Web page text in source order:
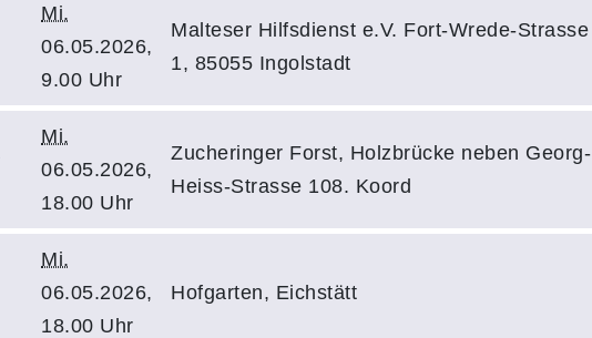
Mi.
06.05.2026,
9.00 Uhr
Malteser Hilfsdienst e.V. Fort-Wrede-Strasse
1, 85055 Ingolstadt
Mi.
06.05.2026,
18.00 Uhr
Zucheringer Forst, Holzbrücke neben Georg-
Heiss-Strasse 108. Koord
Mi.
06.05.2026,
18.00 Uhr
Hofgarten, Eichstätt